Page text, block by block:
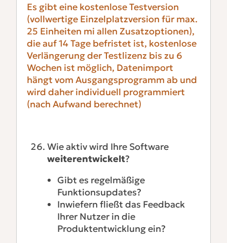
Es gibt eine kostenlose Testversion
(vollwertige Einzelplatzversion für max.
25 Einheiten mi allen Zusatzoptionen),
die auf 14 Tage befristet ist, kostenlose
Verlängerung der Testlizenz bis zu 6
Wochen ist möglich, Datenimport
hängt vom Ausgangsprogramm ab und
wird daher individuell programmiert
(nach Aufwand berechnet)
Wie aktiv wird Ihre Software
weiterentwickelt?
Gibt es regelmäßige
Funktionsupdates?
Inwiefern fließt das Feedback
Ihrer Nutzer in die
Produktentwicklung ein?